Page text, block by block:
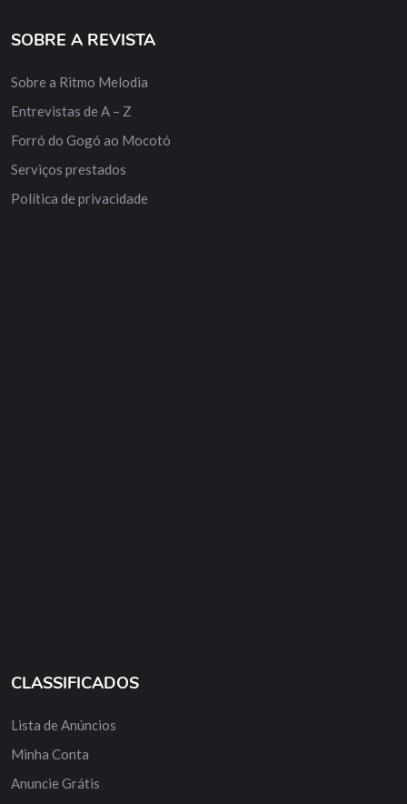
SOBRE A REVISTA
Sobre a Ritmo Melodia
Entrevistas de A – Z
Forró do Gogó ao Mocotó
Serviços prestados
Política de privacidade
CLASSIFICADOS
Lista de Anúncios
Minha Conta
Anuncie Grátis